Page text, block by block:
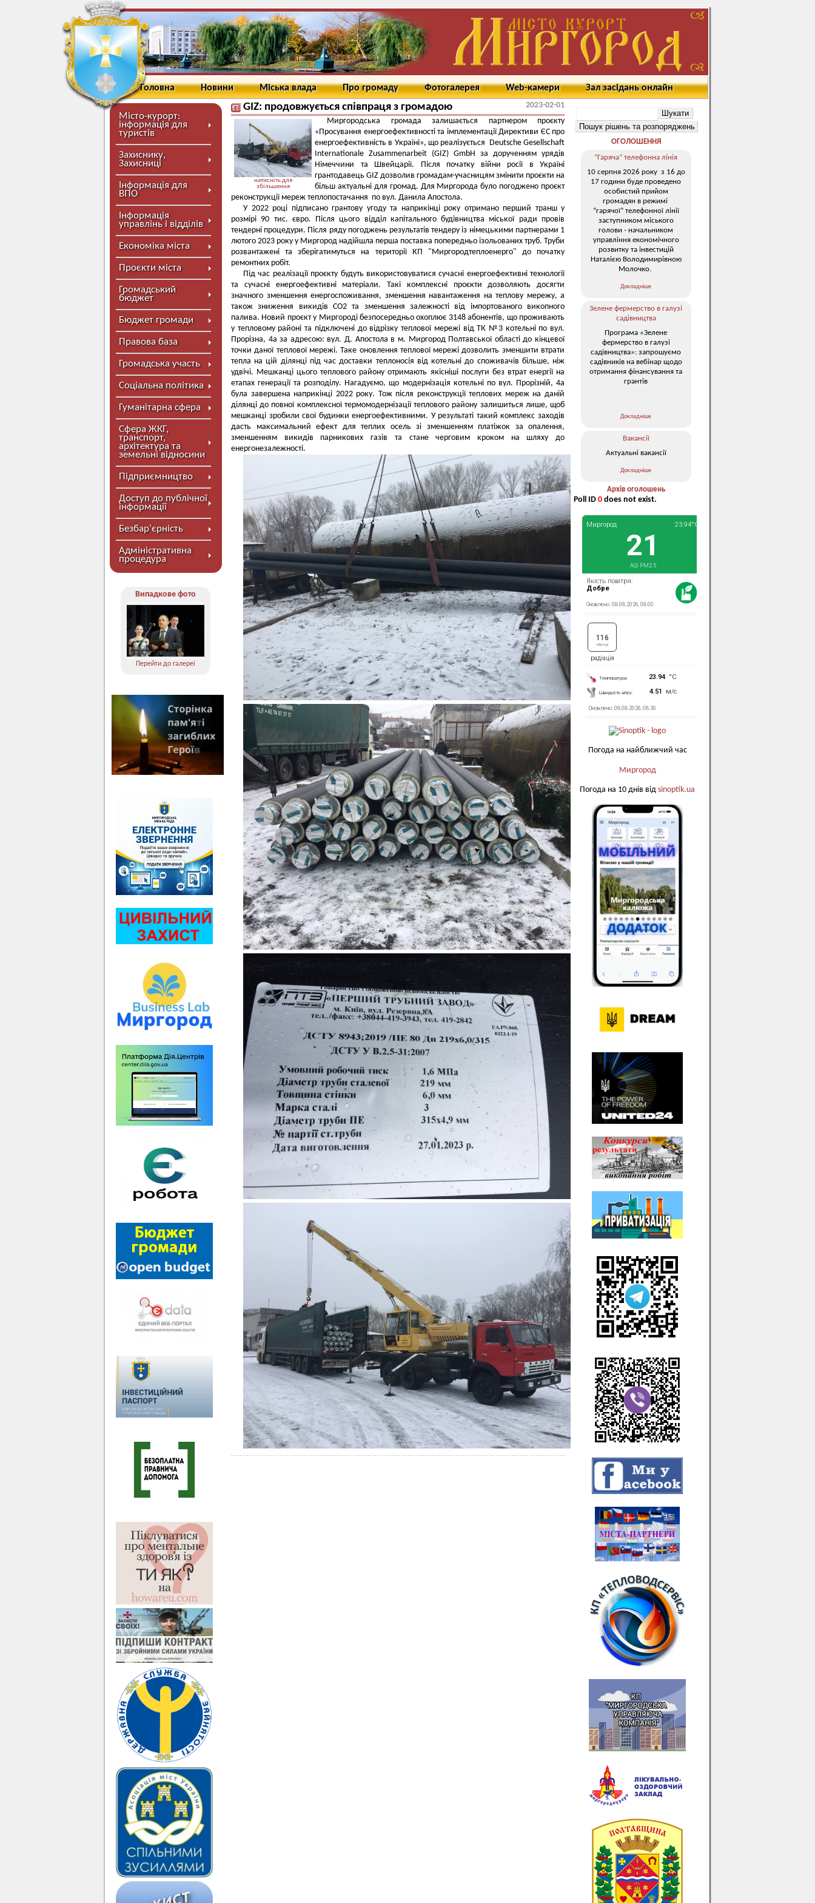
Головна Новини Міська влада Про громаду Фотогалерея Web-камери Зал засідань онлайн
Місто-курорт:
інформація для
туристів
Захиснику,
Захисниці
Інформація для
ВПО
Інформація
управлінь і відділів
Економіка міста
Проєкти міста
Громадський
бюджет
Бюджет громади
Правова база
Громадська участь
Соціальна політика
Гуманітарна сфера
Сфера ЖКГ,
транспорт,
архітектура та
земельні відносини
Підприємництво
Доступ до публічної
інформації
Безбар’єрність
Адміністративна
процедура
Випадкове фото
Перейти до галереї
GIZ: продовжується співпраця з громадою 2023-02-01
натисніть для
збільшення
Миргородська громада залишається партнером проєкту
«Просування енергоефективності та імплементації Директиви ЄС про
енергоефективність в Україні», що реалізується Deutsche Gesellschaft
Internationale Zusammenarbeit (GIZ) GmbH за дорученням урядів
Німеччини та Швейцарії. Після початку війни росії в Україні
грантодавець GIZ дозволив громадам-учасницям змінити проєкти на
більш актуальні для громад. Для Миргорода було погоджено проєкт
реконструкції мереж теплопостачання по вул. Данила Апостола.
У 2022 році підписано грантову угоду та наприкінці року отримано перший транш у
розмірі 90 тис. євро. Після цього відділ капітального будівництва міської ради провів
тендерні процедури. Після ряду погоджень результатів тендеру із німецькими партнерами 1
лютого 2023 року у Миргород надійшла перша поставка попередньо ізольованих труб. Труби
розвантажені та зберігатимуться на території КП "Миргородтеплоенерго" до початку
ремонтних робіт.
Під час реалізації проєкту будуть використовуватися сучасні енергоефективні технології
та сучасні енергоефективні матеріали. Такі комплексні проєкти дозволяють досягти
значного зменшення енергоспоживання, зменшення навантаження на теплову мережу, а
також зниження викидів CO2 та зменшення залежності від імпортованого викопного
палива. Новий проєкт у Миргороді безпосередньо охоплює 3148 абонентів, що проживають
у тепловому районі та підключені до відрізку теплової мережі від ТК №3 котельні по вул.
Прорізна, 4а за адресою: вул. Д. Апостола в м. Миргород Полтавської області до кінцевої
точки даної теплової мережі. Таке оновлення теплової мережі дозволить зменшити втрати
тепла на цій ділянці під час доставки теплоносія від котельні до споживачів більше, ніж
удвічі. Мешканці цього теплового району отримають якісніші послуги без втрат енергії на
етапах генерації та розподілу. Нагадуємо, що модернізація котельні по вул. Прорізній, 4а
була завершена наприкінці 2022 року. Тож після реконструкції теплових мереж на даній
ділянці до повної комплексної термомодернізації теплового району залишиться лише, щоб
мешканці зробили свої будинки енергоефективними. У результаті такий комплекс заходів
дасть максимальний ефект для теплих осель зі зменшенням платіжок за опалення,
зменшенням викидів парникових газів та стане черговим кроком на шляху до
енергонезалежності.
ОГОЛОШЕННЯ
“Гаряча” телефонна лінія
10 серпня 2026 року з 16 до
17 години буде проведено
особистий прийом
громадян в режимі
“гарячої” телефонної лінії
заступником міського
голови - начальником
управління економічного
розвитку та інвестицій
Наталією Володимирівною
Молочко.
Докладніше
Зелене фермерство в галузі
садівництва
Програма «Зелене
фермерство в галузі
садівництва»: запрошуємо
садівників на вебінар щодо
отримання фінансування та
грантів
Докладніше
Вакансії
Актуальні вакансії
Докладніше
Архів оголошень
Poll ID 0 does not exist.
Погода на найближчий час
Миргород
Погода на 10 днів від sinoptik.ua